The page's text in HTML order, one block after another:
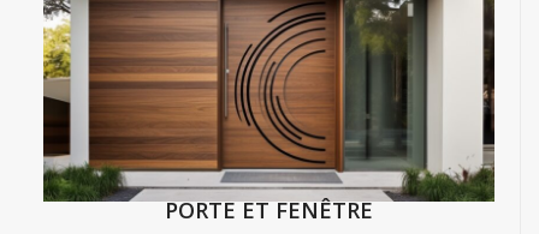
PORTE ET FENÊTRE